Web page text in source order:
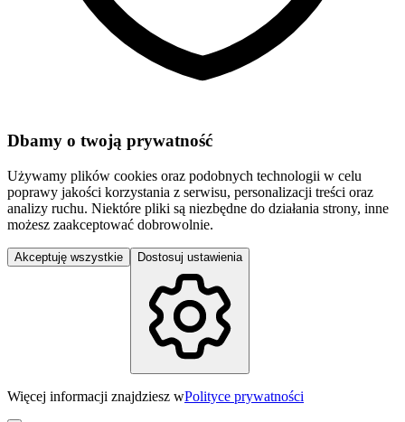
Dbamy o twoją prywatność
Używamy plików cookies oraz podobnych technologii w celu
poprawy jakości korzystania z serwisu, personalizacji treści oraz
analizy ruchu. Niektóre pliki są niezbędne do działania strony, inne
możesz zaakceptować dobrowolnie.
Akceptuję wszystkie Dostosuj ustawienia
Więcej informacji znajdziesz wPolityce prywatności